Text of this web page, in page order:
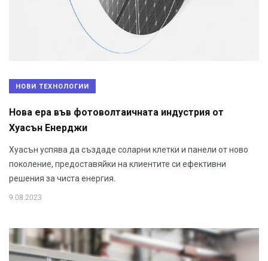
НОВИ ТЕХНОЛОГИИ
Нова ера във фотоволтаичната индустрия от
Хуасън Енерджи
Хуасън успява да създаде соларни клетки и панели от ново
поколение, предоставяйки на клиентите си ефективни
решения за чиста енергия.
9.08.2023